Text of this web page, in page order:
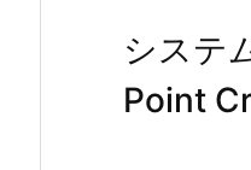
システ
Point